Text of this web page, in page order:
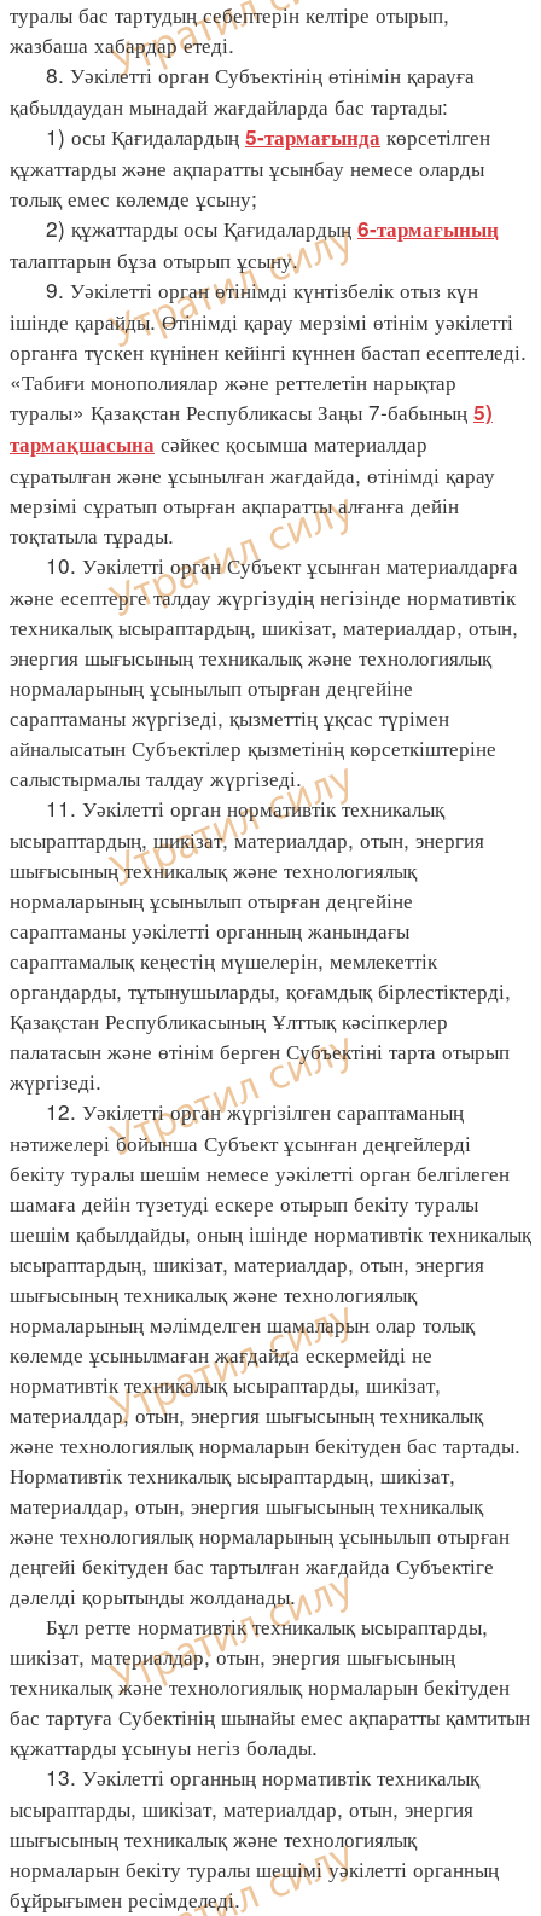
туралы бас тартудың себептерін келтіре отырып,
жазбаша хабардар етеді.
8. Уәкілетті орган Субъектінің өтінімін қарауға
қабылдаудан мынадай жағдайларда бас тартады:
1) осы Қағидалардың 5-тармағында көрсетілген
құжаттарды және ақпаратты ұсынбау немесе оларды
толық емес көлемде ұсыну;
2) құжаттарды осы Қағидалардың 6-тармағының
талаптарын бұза отырып ұсыну.
9. Уәкілетті орган өтінімді күнтізбелік отыз күн
ішінде қарайды. Өтінімді қарау мерзімі өтінім уәкілетті
органға түскен күнінен кейінгі күннен бастап есептеледі.
«Табиғи монополиялар және реттелетін нарықтар
туралы» Қазақстан Республикасы Заңы 7-бабының 5)
тармақшасына сәйкес қосымша материалдар
сұратылған және ұсынылған жағдайда, өтінімді қарау
мерзімі сұратып отырған ақпаратты алғанға дейін
тоқтатыла тұрады.
10. Уәкілетті орган Субъект ұсынған материалдарға
және есептерге талдау жүргізудің негізінде нормативтік
техникалық ысыраптардың, шикізат, материалдар, отын,
энергия шығысының техникалық және технологиялық
нормаларының ұсынылып отырған деңгейіне
сараптаманы жүргізеді, қызметтің ұқсас түрімен
айналысатын Субъектілер қызметінің көрсеткіштеріне
салыстырмалы талдау жүргізеді.
11. Уәкілетті орган нормативтік техникалық
ысыраптардың, шикізат, материалдар, отын, энергия
шығысының техникалық және технологиялық
нормаларының ұсынылып отырған деңгейіне
сараптаманы уәкілетті органның жанындағы
сараптамалық кеңестің мүшелерін, мемлекеттік
органдарды, тұтынушыларды, қоғамдық бірлестіктерді,
Қазақстан Республикасының Ұлттық кәсіпкерлер
палатасын және өтінім берген Субъектіні тарта отырып
жүргізеді.
12. Уәкілетті орган жүргізілген сараптаманың
нәтижелері бойынша Субъект ұсынған деңгейлерді
бекіту туралы шешім немесе уәкілетті орган белгілеген
шамаға дейін түзетуді ескере отырып бекіту туралы
шешім қабылдайды, оның ішінде нормативтік техникалық
ысыраптардың, шикізат, материалдар, отын, энергия
шығысының техникалық және технологиялық
нормаларының мәлімделген шамаларын олар толық
көлемде ұсынылмаған жағдайда ескермейді не
нормативтік техникалық ысыраптарды, шикізат,
материалдар, отын, энергия шығысының техникалық
және технологиялық нормаларын бекітуден бас тартады.
Нормативтік техникалық ысыраптардың, шикізат,
материалдар, отын, энергия шығысының техникалық
және технологиялық нормаларының ұсынылып отырған
деңгейі бекітуден бас тартылған жағдайда Субъектіге
дәлелді қорытынды жолданады.
Бұл ретте нормативтік техникалық ысыраптарды,
шикізат, материалдар, отын, энергия шығысының
техникалық және технологиялық нормаларын бекітуден
бас тартуға Субектінің шынайы емес ақпаратты қамтитын
құжаттарды ұсынуы негіз болады.
13. Уәкілетті органның нормативтік техникалық
ысыраптарды, шикізат, материалдар, отын, энергия
шығысының техникалық және технологиялық
нормаларын бекіту туралы шешімі уәкілетті органның
бұйрығымен ресімделеді.